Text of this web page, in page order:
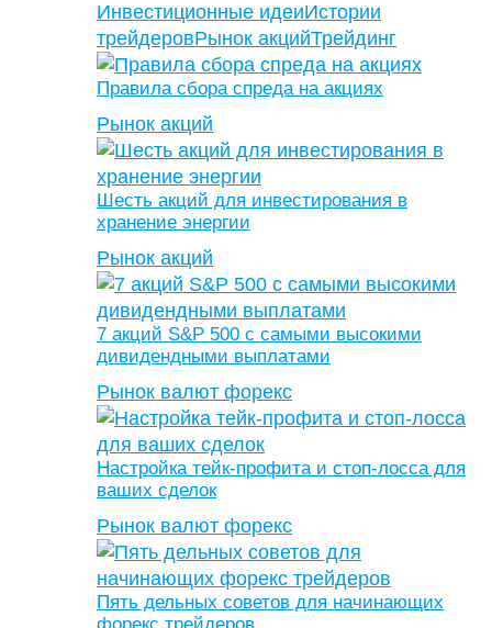
Инвестиционные идеиИстории
трейдеровРынок акцийТрейдинг
Правила сбора спреда на акциях
Рынок акций
Шесть акций для инвестирования в
хранение энергии
Рынок акций
7 акций S&P 500 с самыми высокими
дивидендными выплатами
Рынок валют форекс
Настройка тейк-профита и стоп-лосса для
ваших сделок
Рынок валют форекс
Пять дельных советов для начинающих